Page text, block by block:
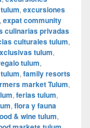
, excursiones
, expat community
culinarias privadas
culturales tulum,
tulum,
tulum,
, family resorts
market Tulum,
, ferias tulum,
, flora y fauna
& wine tulum,